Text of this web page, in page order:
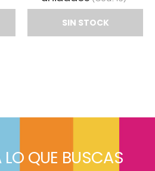
SIN STOCK
QUE BUSCAS